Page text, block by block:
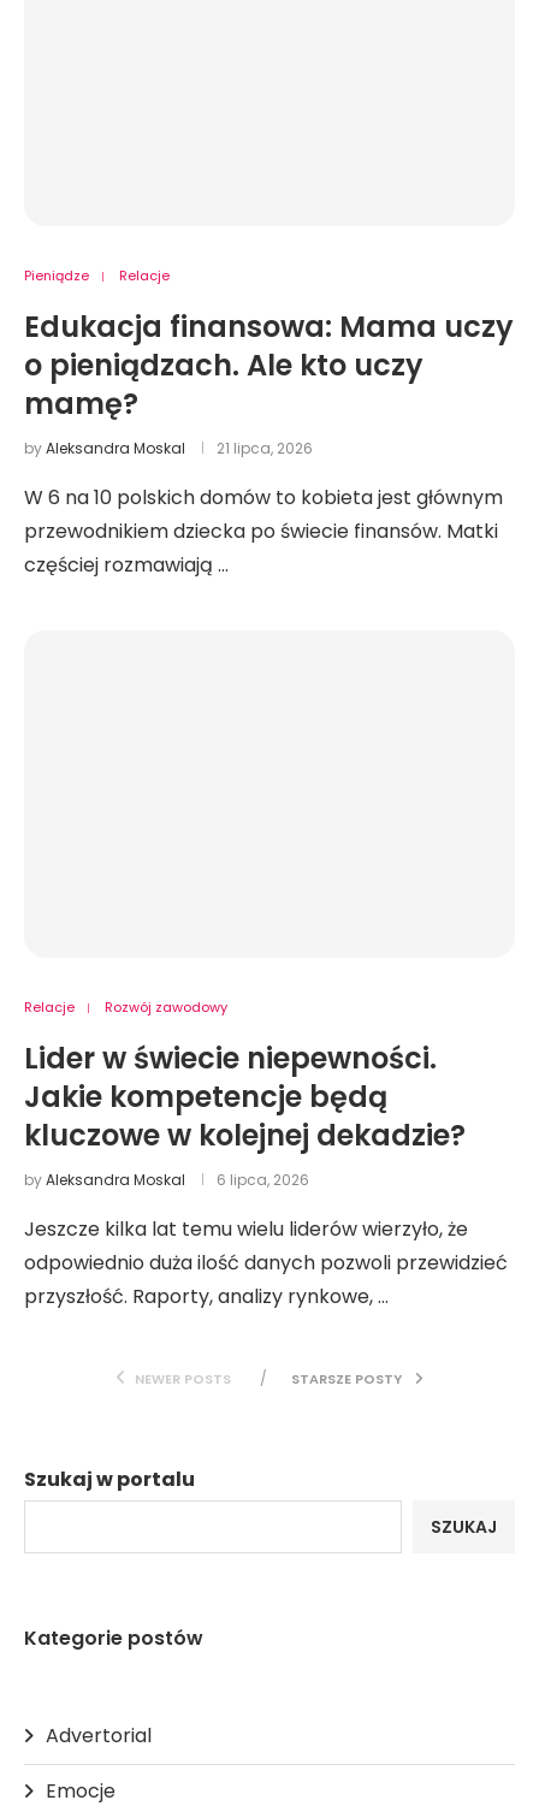
Pieniądze Relacje
Edukacja finansowa: Mama uczy
o pieniądzach. Ale kto uczy
mamę?
byAleksandra Moskal 21 lipca, 2026
W 6 na 10 polskich domów to kobieta jest głównym
przewodnikiem dziecka po świecie finansów. Matki
częściej rozmawiają …
Relacje Rozwój zawodowy
Lider w świecie niepewności.
Jakie kompetencje będą
kluczowe w kolejnej dekadzie?
byAleksandra Moskal 6 lipca, 2026
Jeszcze kilka lat temu wielu liderów wierzyło, że
odpowiednio duża ilość danych pozwoli przewidzieć
przyszłość. Raporty, analizy rynkowe, …
NEWER POSTS STARSZE POSTY
Szukaj w portalu
SZUKAJ
Kategorie postów
Advertorial
Emocje